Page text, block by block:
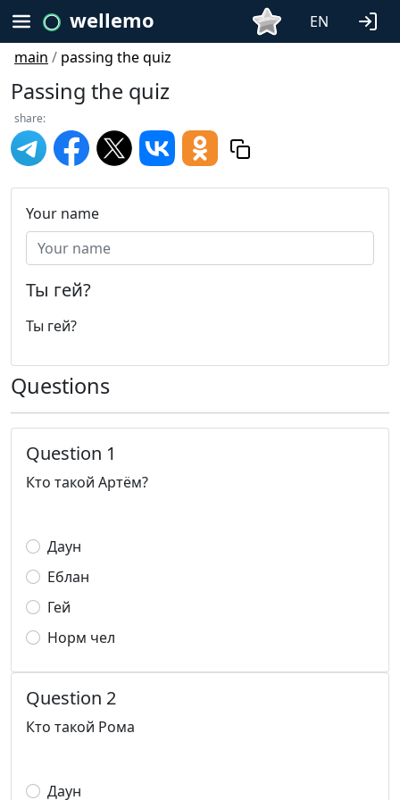
wellemo
EN
main / passing the quiz
Passing the quiz
share:
Your name
Ты гей?
Ты гей?
Questions
Question 1
Кто такой Артём?
Даун
Еблан
Гей
Норм чел
Question 2
Кто такой Рома
Даун